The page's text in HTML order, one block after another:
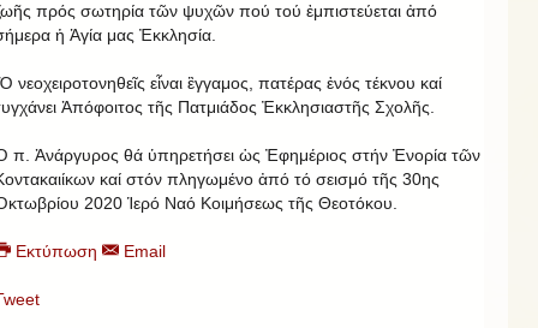
πρός σωτηρία τῶν ψυχῶν πού τού ἐμπιστεύεται ἀπό
ἡ Ἁγία μας Ἐκκλησία.
νεοχειροτονηθεῖς εἶναι ἒγγαμος, πατέρας ἑνός τέκνου καί
Ἀπόφοιτος τῆς Πατμιάδος Ἐκκλησιαστῆς Σχολῆς.
π. Ἀνάργυρος θά ὑπηρετήσει ὡς Ἐφημέριος στήν Ἐνορία τῶν
καί στόν πληγωμένο ἀπό τό σεισμό τῆς 30ης
2020 Ἱερό Ναό Κοιμήσεως τῆς Θεοτόκου.
Εκτύπωση Email